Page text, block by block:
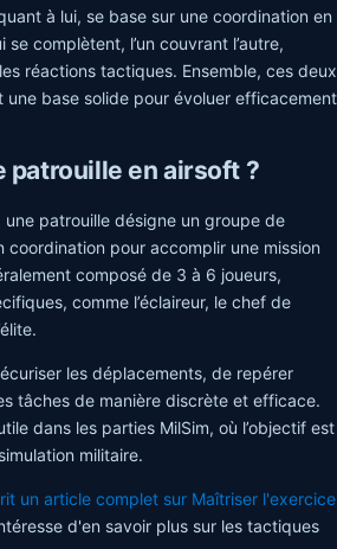
à lui, se base sur une coordination en
complètent, l’un couvrant l’autre,
réactions tactiques. Ensemble, ces deux
base solide pour évoluer efficacement
patrouille en airsoft ?
patrouille désigne un groupe de
coordination pour accomplir une mission
composé de 3 à 6 joueurs,
comme l’éclaireur, le chef de
les déplacements, de repérer
tâches de manière discrète et efficace.
dans les parties MilSim, où l’objectif est
militaire.
un article complet sur Maîtriser l'exercice
d'en savoir plus sur les tactiques